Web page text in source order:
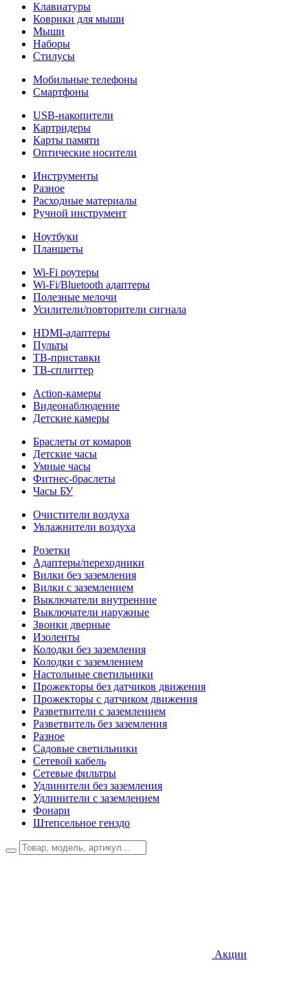
Клавиатуры
Коврики для мыши
Мыши
Наборы
Стилусы
Мобильные телефоны
Смартфоны
USB-накопители
Картридеры
Карты памяти
Оптические носители
Инструменты
Разное
Расходные материалы
Ручной инструмент
Ноутбуки
Планшеты
Wi-Fi роутеры
Wi-Fi/Bluetooth адаптеры
Полезные мелочи
Усилители/повторители сигнала
HDMI-адаптеры
Пульты
ТВ-приставки
ТВ-сплиттер
Action-камеры
Видеонаблюдение
Детские камеры
Браслеты от комаров
Детские часы
Умные часы
Фитнес-браслеты
Часы БУ
Очистители воздуха
Увлажнители воздуха
Розетки
Адаптеры/переходники
Вилки без заземления
Вилки с заземлением
Выключатели внутренние
Выключатели наружные
Звонки дверные
Изоленты
Колодки без заземления
Колодки с заземлением
Настольные светильники
Прожекторы без датчиков движения
Прожекторы с датчиком движения
Разветвители с заземлением
Разветвитель без заземления
Разное
Садовые светильники
Сетевой кабель
Сетевые фильтры
Удлинители без заземления
Удлинители с заземлением
Фонари
Штепсельное генздо
Акции